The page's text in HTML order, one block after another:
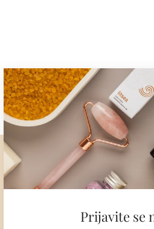
PRIJAVITE SE NA
Ostvarite 10% popusta
Saznajte sve o
Prijavite se